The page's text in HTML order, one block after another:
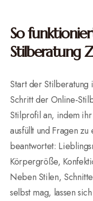
So
Stilberatung
Start der Stilberatung
Schritt der Online-
Stilprofil an, indem
ausfüllt und Fragen
beantwortet:
Körpergröße,
Neben Stilen,
selbst mag, lassen